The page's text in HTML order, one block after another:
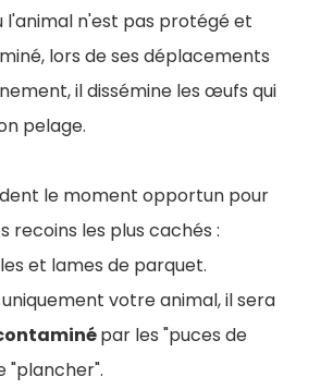
l'animal n'est pas protégé et
lors de ses déplacements
il dissémine les œufs qui
pelage.
le moment opportun pour
recoins les plus cachés :
et lames de parquet.
votre animal, il sera
par les "puces de
"plancher".